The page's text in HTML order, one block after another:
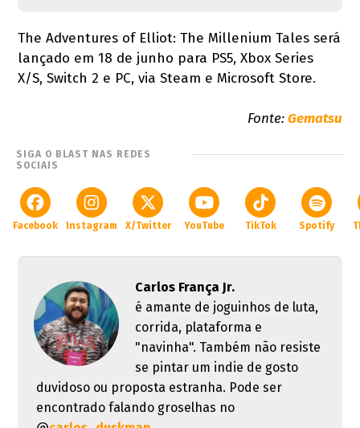
The Adventures of Elliot: The Millenium Tales será
lançado em 18 de junho para PS5, Xbox Series
X/S, Switch 2 e PC, via Steam e Microsoft Store.
Fonte:Gematsu
SIGA O BLAST NAS REDES
SOCIAIS
Facebook Instagram X/Twitter YouTube TikTok Spotify
Carlos França Jr.
é amante de joguinhos de luta,
corrida, plataforma e
"navinha". Também não resiste
se pintar um indie de gosto
duvidoso ou proposta estranha. Pode ser
encontrado falando groselhas no